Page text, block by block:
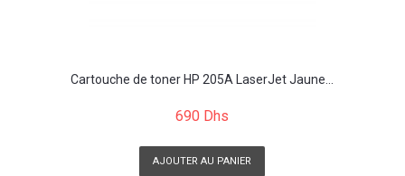
Cartouche de toner HP 205A LaserJet Jaune...
690 Dhs
AJOUTER AU PANIER